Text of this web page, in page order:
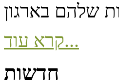
קרא עוד...
חדשות